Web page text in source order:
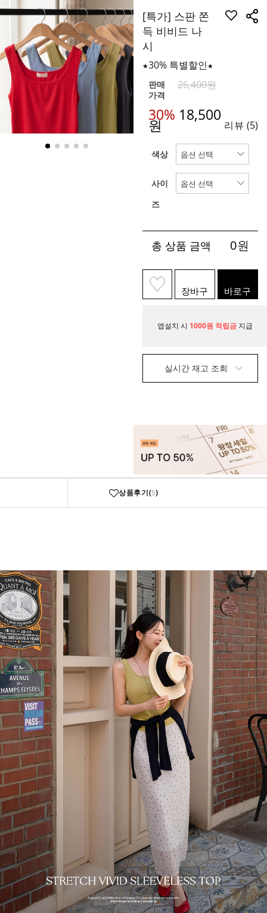
[특가] 스판 쫀
득 비비드 나
시
★30% 특별할인★
판매
가격
26,400원
30% 18,500
원 리뷰 (5)
색상
사이
즈
총 상품 금액 0원
장바구
니
바로구
매
앱설치 시 1000원 적립금 지급
실시간 재고 조회
상품후기(5)